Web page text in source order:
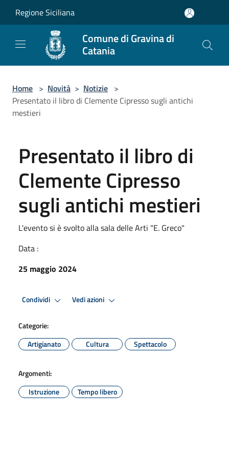
Regione Siciliana
Comune di Gravina di
Catania
Home > Novità > Notizie >
Presentato il libro di Clemente Cipresso sugli antichi
mestieri
Presentato il libro di
Clemente Cipresso
sugli antichi mestieri
L'evento si è svolto alla sala delle Arti "E. Greco"
Data :
25 maggio 2024
Condividi Vedi azioni
Categorie:
Artigianato
Cultura Spettacolo
Argomenti:
Istruzione
Tempo libero